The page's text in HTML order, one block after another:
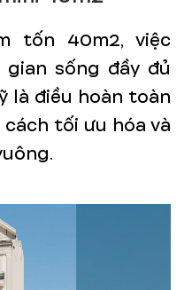
tốn 40m2, việc
sống đầy đủ
là điều hoàn toàn
tối ưu hóa và